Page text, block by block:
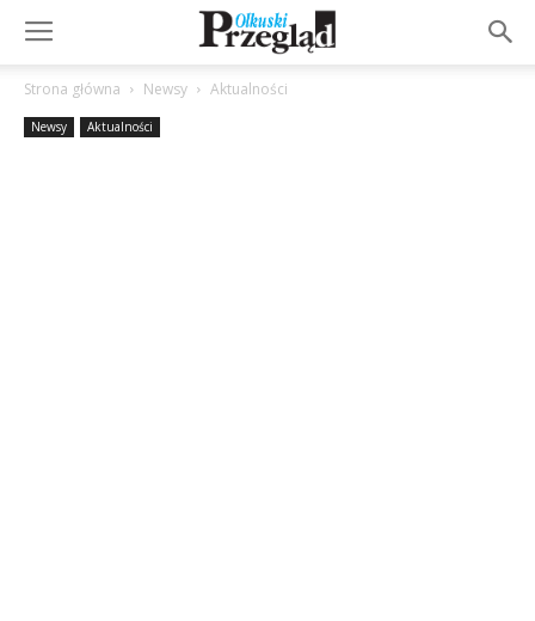
Strona główna Newsy Aktualności
Newsy Aktualności